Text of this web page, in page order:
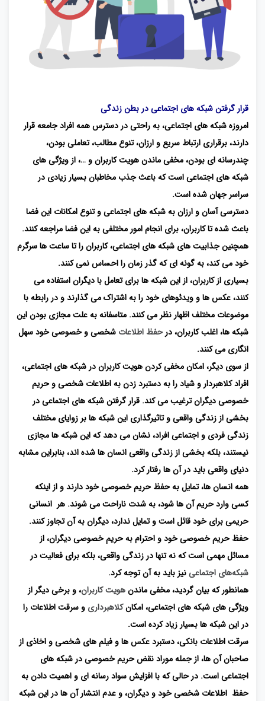
قرار گرفتن شبکه های اجتماعی در بطن زندگی
امروزه شبکه های اجتماعی، به راحتی در دسترس همه افراد جامعه قرار
دارند، برقراری ارتباط سریع و ارزان، تنوع مطالب، تعاملی بودن،
چندرسانه ای بودن، مخفی ماندن هویت کاربران و …، از ویژگی های
شبکه های اجتماعی است که باعث جذب مخاطبان بسیار زیادی در
سراسر جهان شده است.
دسترسی آسان و ارزان به شبکه های اجتماعی و تنوع امکانات این فضا
باعث شده تا کاربران، برای انجام امور مختلفی به این فضا مراجعه کنند.
همچنین جذابیت های شبکه های اجتماعی، کاربران را تا ساعت ها سرگرم
خود می کند، به گونه ای که گذر زمان را احساس نمی کنند.
بسیاری از کاربران، از این شبکه ها برای تعامل با دیگران استفاده می
کنند، عکس ها و ویدئوهای خود را به اشتراک می گذارند و در رابطه با
موضوعات مختلف اظهار نظر می کنند. متاسفانه به علت مجازی بودن این
شبکه ها، اغلب کاربران، درحفظ اطلاعات شخصی و خصوصی خود سهل
انگاری می کنند.
از سوی دیگر، امکان مخفی کردن هویت کاربران در شبکه های اجتماعی،
افراد کلاهبردار و شیاد را به دستبرد زدن به اطلاعات شخصی و حریم
خصوصی دیگران ترغیب می کند. قرار گرفتن شبکه های اجتماعی در
بخشی از زندگی واقعی و تاثیرگذاری این شبکه ها بر زوایای مختلف
زندگی فردی و اجتماعی افراد، نشان می دهد که این شبکه ها مجازی
نیستند، بلکه بخشی از زندگی واقعی انسان ها شده اند، بنابراین مشابه
دنیای واقعی باید در آن ها رفتار کرد.
همه انسان ها، تمایل به حفظ حریم خصوصی خود دارند و از اینکه
کسی وارد حریم آن ها شود، به شدت ناراحت می شوند. هر انسانی
حریمی برای خود قائل است و تمایل ندارد، دیگران به آن تجاوز کنند.
حفظ حریم خصوصی خود و احترام به حریم خصوصی دیگران، از
مسائل مهمی است که نه تنها در زندگی واقعی، بلکه برای فعالیت در
شبکه‌های اجتماعینیز باید به آن توجه کرد.
همانطور که بیان گردید، مخفی ماندنهویت کاربران، و برخی دیگر از
ویژگی های شبکه های اجتماعی، امکانکلاهبرداری و سرقت اطلاعات را
در این شبکه ها بسیار زیاد کرده است.
سرقت اطلاعات بانکی، دستبرد عکس ها و فیلم های شخصی و اخاذی از
صاحبان آن ها، از جمله موراد نقض حریم خصوصی در شبکه های
اجتماعی است. در حالی که با افزایش سواد رسانه ای و اهمیت دادن به
حفظ اطلاعات شخصی خود و دیگران، و عدم انتشار آن ها در این شبکه